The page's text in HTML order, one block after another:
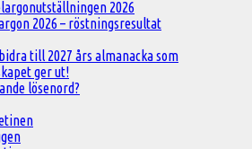
2026
2026 – röstningsresultat
till 2027 års almanacka som
ger ut!
lösenord?